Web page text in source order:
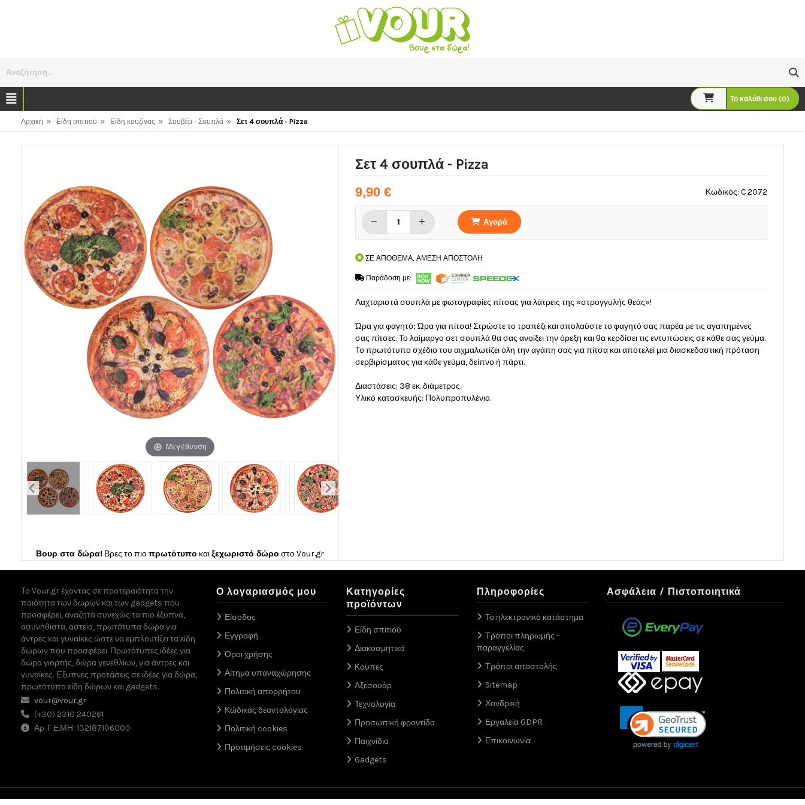
Αναζήτηση...
Το καλάθι σου (0)
Αρχική » Είδη σπιτιού » Είδη κουζίνας » Σουβέρ - Σουπλά » Σετ 4 σουπλά - Pizza
Μεγέθυνση
Βουρ στα δώρα! Βρες το πιοπρωτότυπο καιξεχωριστό δώρο στοVour.gr
Σετ 4 σουπλά - Pizza
Κωδικός: C.2072
9,90 €
Αγορά
ΣΕ ΑΠΟΘΕΜΑ, ΑΜΕΣΗ ΑΠΟΣΤΟΛΗ
Παράδοση με:
Λαχταριστά σουπλά με φωτογραφίες πίτσας για λάτρεις της «στρογγυλής θεάς»!
Ώρα για φαγητό; Ώρα για πίτσα! Στρώστε το τραπέζι και απολαύστε το φαγητό σας παρέα με τις αγαπημένες
σας πίτσες. Το λαίμαργο σετ σουπλά θα σας ανοίξει την όρεξη και θα κερδίσει τις εντυπώσεις σε κάθε σας γεύμα.
Το πρωτότυπο σχέδιο του αιχμαλωτίζει όλη την αγάπη σας για πίτσα και αποτελεί μια διασκεδαστική πρόταση
σερβιρίσματος για κάθε γεύμα, δείπνο ή πάρτι.
Διαστάσεις: 38 εκ. διάμετρος.
Υλικό κατασκευής: Πολυπροπυλένιο.
Το Vour.gr έχοντας σε προτεραιότητα την
ποιότητα των δώρων και των gadgets που
προσφέρει, αναζητά συνεχώς τα πιο έξυπνα,
ασυνήθιστα, αστεία, πρωτότυπα δώρα για
άντρες και γυναίκες ώστε να εμπλουτίζει τα είδη
δώρων που προσφέρει. Πρωτότυπες ιδέες για
δώρα γιορτής, δώρα γενεθλίων, για άντρες και
γυναίκες. Έξυπνες προτάσεις σε ιδέες για δώρα,
πρωτότυπα είδη δώρων και gadgets.
vour@vour.gr
(+30) 2310 240261
Αρ. Γ.Ε.ΜΗ: 132187106000
Ο λογαριασμός μου
Είσοδος
Εγγραφή
Όροι χρήσης
Αίτημα υπαναχώρησης
Πολιτική απορρήτου
Κώδικας δεοντολογίας
Πολιτική cookies
Προτιμήσεις cookies
Κατηγορίες
προϊόντων
Είδη σπιτιού
Διακοσμητικά
Κούπες
Αξεσουάρ
Τεχνολογία
Προσωπική φροντίδα
Παιχνίδια
Gadgets
Πληροφορίες
Το ηλεκτρονικό κατάστημα
Τρόποι πληρωμής -
παραγγελίας
Τρόποι αποστολής
Sitemap
Χονδρική
Εργαλεία GDPR
Επικοινωνία
Ασφάλεια / Πιστοποιητικά